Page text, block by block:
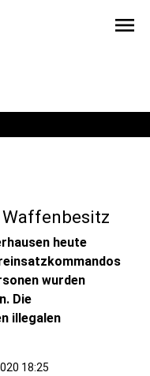
menu
heute
wurden
Die
illegalen
18:25